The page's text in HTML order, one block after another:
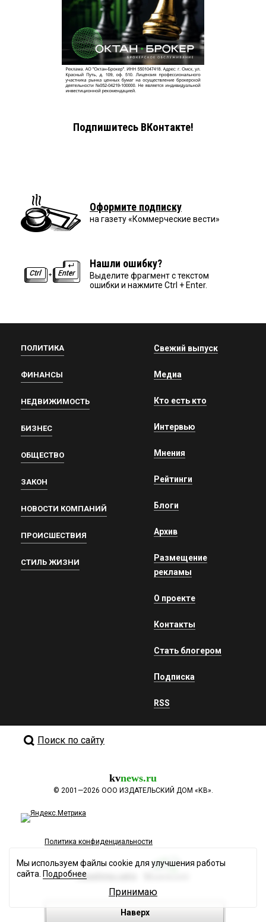
Подпишитесь ВКонтакте!
Оформите подписку
на газету «Коммерческие вести»
Нашли ошибку?
Выделите фрагмент с текстом
ошибки и нажмите Ctrl + Enter.
ПОЛИТИКА
ФИНАНСЫ
НЕДВИЖИМОСТЬ
БИЗНЕС
ОБЩЕСТВО
ЗАКОН
НОВОСТИ КОМПАНИЙ
ПРОИСШЕСТВИЯ
СТИЛЬ ЖИЗНИ
Свежий выпуск
Медиа
Кто есть кто
Интервью
Мнения
Рейтинги
Блоги
Архив
Размещение
рекламы
О проекте
Контакты
Стать блогером
Подписка
RSS
Поиск по сайту
kvnews.ru
© 2001—2026 ООО ИЗДАТЕЛЬСКИЙ ДОМ «КВ».
Политика конфиденциальности
Разработка сайта
Наверх
Мы используем файлы cookie для улучшения работы
сайта. Подробнее
Принимаю